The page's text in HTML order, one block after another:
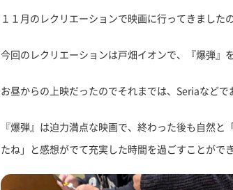
１１月のレクリエーションで映画に行ってきました
今回のレクリエーションは戸畑イオンで、『爆弾』
お昼からの上映だったのでそれまでは、Seriaなどで
『爆弾』は迫力満点な映画で、終わった後も自然
たね」と感想がでて充実した時間を過ごすことがで